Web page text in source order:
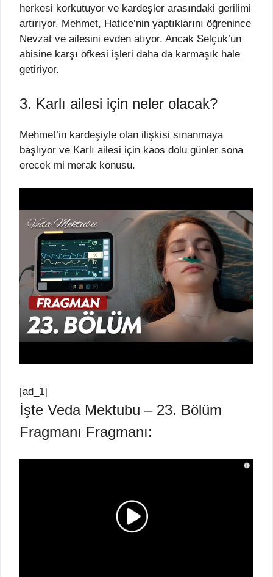
herkesi korkutuyor ve kardeşler arasındaki gerilimi
artırıyor. Mehmet, Hatice’nin yaptıklarını öğrenince
Nevzat ve ailesini evden atıyor. Ancak Selçuk’un
abisine karşı öfkesi işleri daha da karmaşık hale
getiriyor.
3. Karlı ailesi için neler olacak?
Mehmet’in kardeşiyle olan ilişkisi sınanmaya
başlıyor ve Karlı ailesi için kaos dolu günler sona
erecek mi merak konusu.
[ad_1]
İşte Veda Mektubu – 23. Bölüm
Fragmanı Fragmanı: